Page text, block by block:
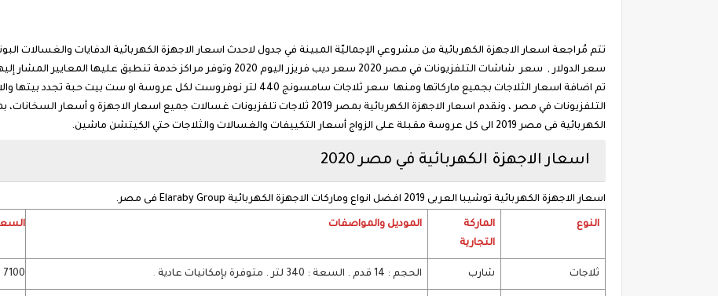
تتم مُراجعة اسعار الاجهزة الكهربائية من مشروعي الإجماليّة المبينة في جدول لاحدث اسعار الاجهزة الكهربائية الدفايات والغسالات
سعر الدولار , سعر شاشات التلفزيونات في مصر 2020 سعر ديب فريزر اليوم 2020 وتوفر مراكز خدمة تنطبق عليها المعايير المشار إليها.
تم اضافة اسعار الثلاجات بجميع ماركاتها ومنها سعر ثلاجات سامسونج 440 لتر نوفروست لكل
الكهربائية فى مصر 2019 الى كل عروسة مقبلة على الزواج أسعار التكييفات والغسالات والثلاجات حتي الكيتشن ماشين.
اسعار الاجهزة الكهربائية في مصر 2020
اسعار الاجهزة الكهربائية توشيبا العربى 2019 افضل انواع وماركات الاجهزة الكهربائية Elaraby Group فى مصر.
النوع
الماركة
التجارية
الموديل والمواصفات
ثلاجات شارب الحجم : 14 قدم . السعة : 340 لتر . متوفرة بإمكانيات عادية . 7100 جنيه